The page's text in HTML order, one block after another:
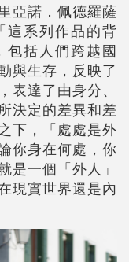
亞諾．佩德羅薩
這系列作品的背
包括人們跨越國
與生存，反映了
表達了由身分、
決定的差異和差
下，「處處是外
你身在何處，你
是一個「外人」
現實世界還是內